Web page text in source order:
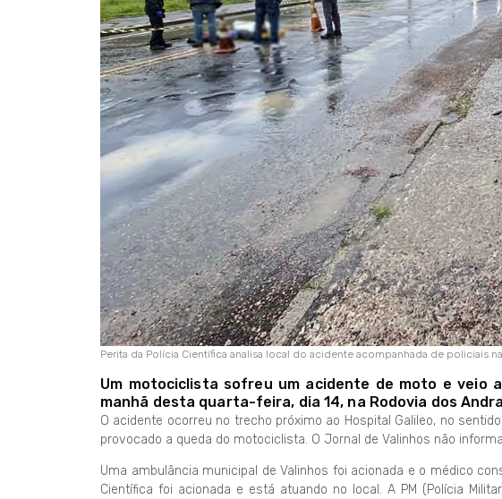
Perita da Polícia Científica analisa local do acidente acompanhada de policiais
Um motociclista sofreu um acidente de moto e veio
manhã desta quarta-feira, dia 14, na Rodovia dos
O acidente ocorreu no trecho próximo ao Hospital Galileo, no
provocado a queda do motociclista. O Jornal de Valinhos não
Uma ambulância municipal de Valinhos foi acionada e o médico
Científica foi acionada e está atuando no local. A PM (Polícia